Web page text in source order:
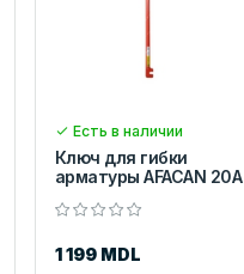
Есть в наличии
Ключ для гибки
арматуры AFACAN 20А
1 199 MDL